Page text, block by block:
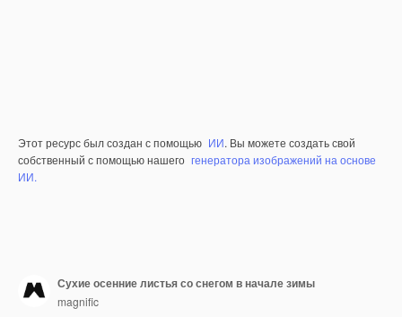
Этот ресурс был создан с помощью ИИ. Вы можете создать свой
собственный с помощью нашего генератора изображений на основе
ИИ.
Сухие осенние листья со снегом в начале зимы
magnific